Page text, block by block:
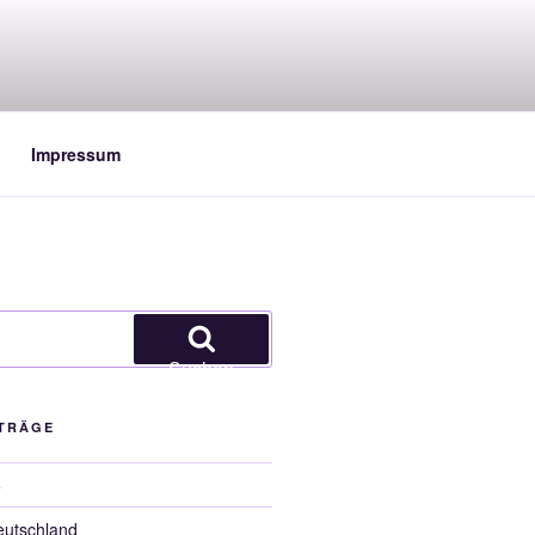
Impressum
Suchen